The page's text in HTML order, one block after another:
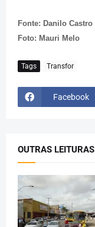
Fonte: Danilo Castro
Foto: Mauri Melo
Tags Transfor
Facebook
OUTRAS LEITURAS